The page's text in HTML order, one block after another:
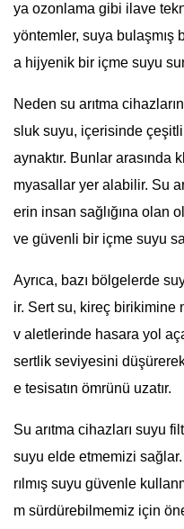
ya ozonlama gibi ilave
yöntemler, suya bulaşmış
a hijyenik bir içme suyu
Neden su arıtma
sluk suyu, içerisinde
aynaktır. Bunlar arasında
myasallar yer alabilir. Su
erin insan sağlığına olan
ve güvenli bir içme suyu
Ayrıca, bazı bölgelerde
ir. Sert su, kireç birikimine
v aletlerinde hasara yol
sertlik seviyesini
e tesisatın ömrünü uzatır.
Su arıtma cihazları suyu
suyu elde etmemizi
rılmış suyu güvenle
m sürdürebilmemiz için